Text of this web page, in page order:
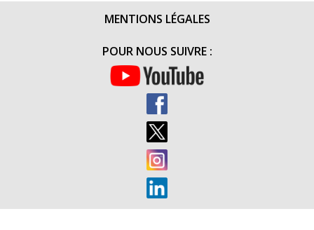
MENTIONS LÉGALES
POUR NOUS SUIVRE :